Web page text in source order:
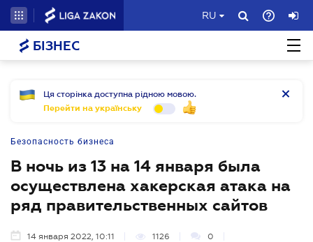
RU
БІЗНЕС
Ця сторінка доступна рідною мовою.
Перейти на українську
Безопасность бизнеса
В ночь из 13 на 14 января была
осуществлена хакерская атака на
ряд правительственных сайтов
14 января 2022, 10:11 1126 0